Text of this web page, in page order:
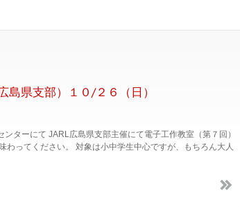
島県支部）１０/２６（日）
ターにて JARL広島県支部主催にて電子工作教室（第７回）
ってください。 対象は小中学生中心ですが、もちろん大人